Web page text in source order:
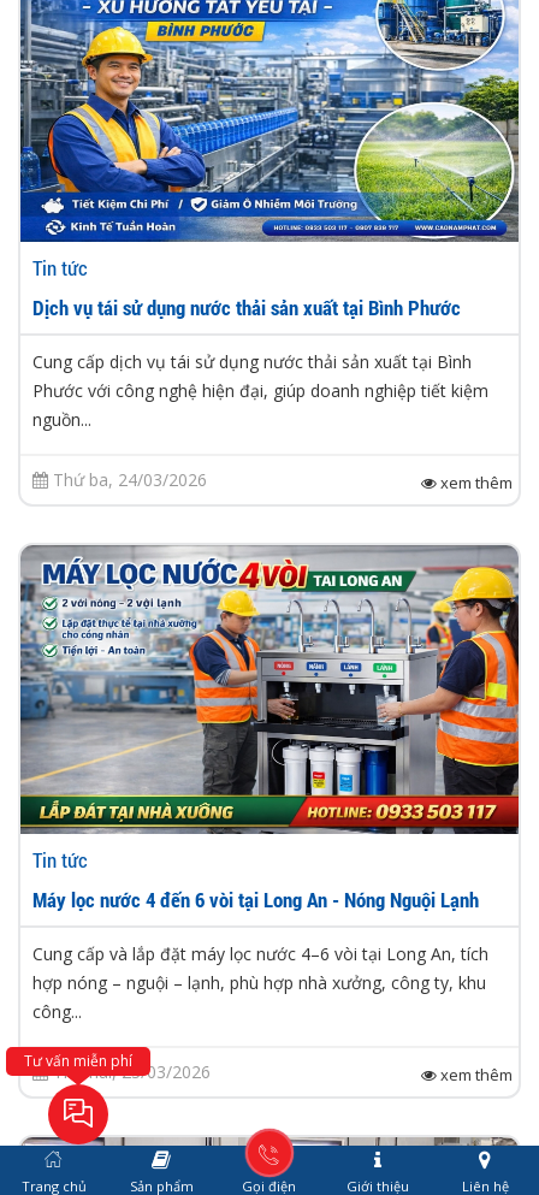
Tin tức
Dịch vụ tái sử dụng nước thải sản xuất tại Bình Phước
Cung cấp dịch vụ tái sử dụng nước thải sản xuất tại Bình
Phước với công nghệ hiện đại, giúp doanh nghiệp tiết kiệm
nguồn...
Thứ ba, 24/03/2026 xem thêm
Tin tức
Máy lọc nước 4 đến 6 vòi tại Long An - Nóng Nguội Lạnh
Cung cấp và lắp đặt máy lọc nước 4–6 vòi tại Long An, tích
hợp nóng – nguội – lạnh, phù hợp nhà xưởng, công ty, khu
công...
Thứ hai, 23/03/2026 xem thêm
Tư vấn miễn phí
Trang chủ Sản phẩm Gọi điện Giới thiệu Liên hệ